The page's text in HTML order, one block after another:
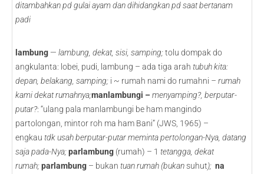
ditambahkan pd gulai ayam dan dihidangkan pd saat bertanam
padi
lambung — lambung, dekat, sisi, samping;tolu dompak do
angkulanta: lobei, pudi, lambung – ada tiga arah tubuh kita:
depan, belakang, samping; i ~ rumah nami do rumahni – rumah
kami dekat rumahnya;manlambungi –menyamping?, berputar-
putar?: “ulang pala manlambungi be ham mangindo
partolongan, mintor roh ma ham Bani” (JWS, 1965) –
engkau tdk usah berputar-putar meminta pertolongan-Nya, datang
saja pada-Nya;parlambung (rumah) – 1 tetangga, dekat
rumah;parlambung – bukan tuan rumah (bukansuhut); na